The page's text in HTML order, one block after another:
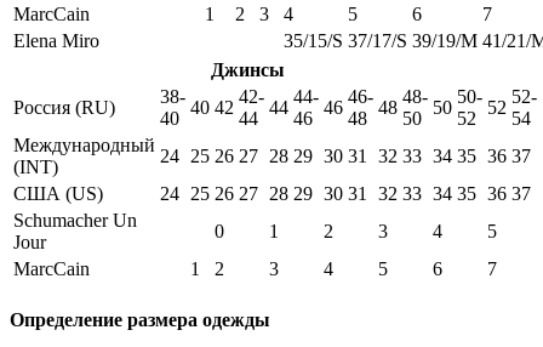
MarcCain
1 2 3 4 5 6
7
Elena Miro
35/15/S 37/17/S 39/19/M 41/21/
Джинсы
Россия (RU)
38-
40
40 42
42-
44
44
44-
46
46
46-
48
48
48-
50
50
50-
52
52
52-
54
Международный
(INT)
24 25 26 27 28 29 30 31 32 33 34 35 36 37
США (US)
24 25 26 27 28 29 30 31 32 33 34 35 36 37
Schumacher Un
Jour
0 1 2 3 4
5
MarcCain
1 2 3 4 5 6 7
Определение размера одежды